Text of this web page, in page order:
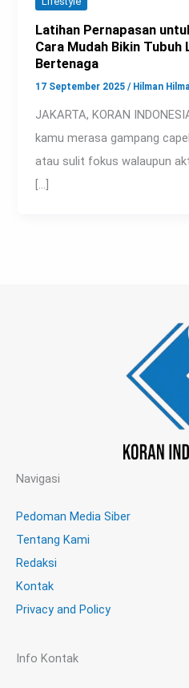
Latihan Pernapasan
Cara Mudah Bikin Tubuh
Bertenaga
17 September 2025/ Hilman
JAKARTA, KORAN
kamu merasa gampang
atau sulit fokus walaupun
[…]
Navigasi
Pedoman Media Siber
Tentang Kami
Redaksi
Kontak
Privacy and Policy
Info Kontak